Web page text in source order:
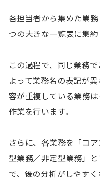
各担当者から集めた業
つの大きな一覧表に集約
この過程で、同じ業務
よって業務名の表記が
容が重複している業務
作業を行います。
さらに、各業務を「コ
型業務／非定型業務」
で、後の分析がしやすく